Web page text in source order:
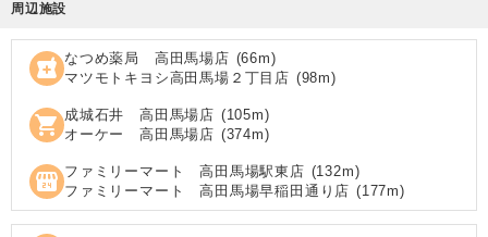
周辺施設
local_pharmacy なつめ薬局 高田馬場店 (66m)
マツモトキヨシ高田馬場２丁目店 (98m)
shopping_cart 成城石井 高田馬場店 (105m)
オーケー 高田馬場店 (374m)
local_convenience_store ファミリーマート 高田馬場駅東店 (132m)
ファミリーマート 高田馬場早稲田通り店 (177m)